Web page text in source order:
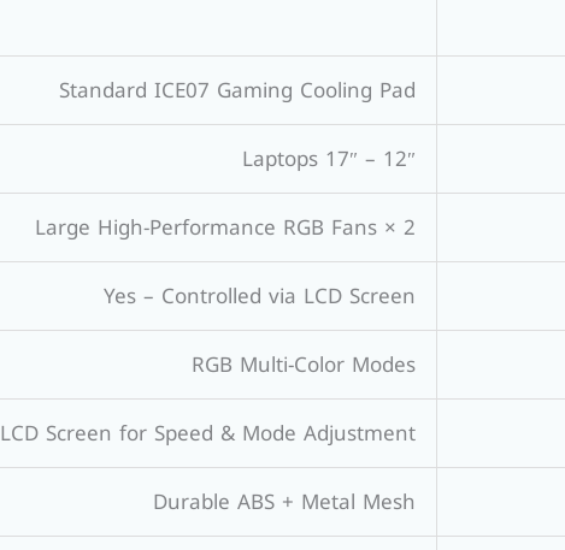
Standard ICE07 Gaming Cooling Pad
12″ – 17″ Laptops
2 × Large High-Performance RGB Fans
Yes – Controlled via LCD Screen
RGB Multi-Color Modes
LCD Screen for Speed & Mode Adjustment
Durable ABS + Metal Mesh